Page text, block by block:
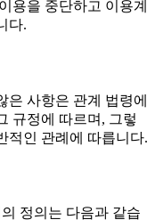
용을 중단하고 이용계
다.
은 사항은 관계 법령에
규정에 따르며, 그렇
적인 관례에 따릅니다.
정의는 다음과 같습